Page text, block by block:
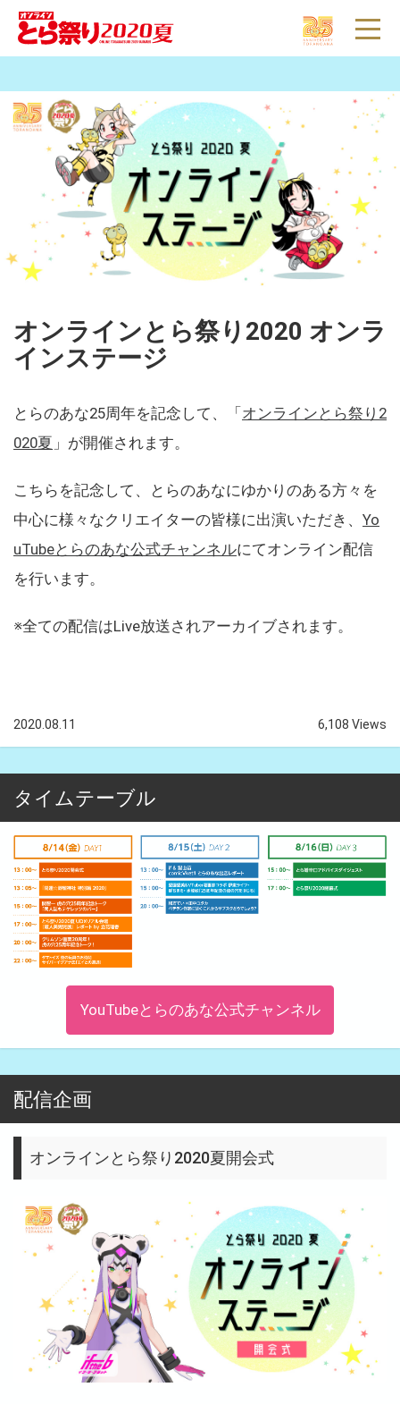
とらのあな WEBオンリー
オンラインとら祭り2020 オンラ
インステージ
とらのあな25周年を記念して、「オンラインとら祭り2
020夏 」が開催されます。
こちらを記念して、とらのあなにゆかりのある方々を
中心に様々なクリエイターの皆様に出演いただき、 Yo
uTubeとらのあな公式チャンネルにてオンライン配信
を行います。
※全ての配信はLive放送されアーカイブされます。
2020.08.11 6,108 Views
タイムテーブル
YouTubeとらのあな公式チャンネル
配信企画
オンラインとら祭り2020夏開会式